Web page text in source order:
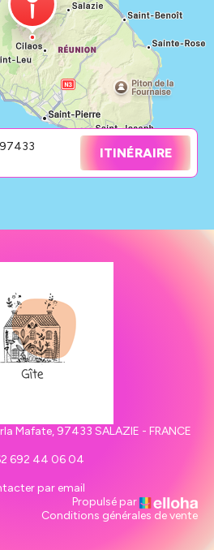
ITINÉRAIRE
Mafate, 97433 SALAZIE - FRANCE
692 44 06 04
par email
Propulsé par
Conditions générales de vente